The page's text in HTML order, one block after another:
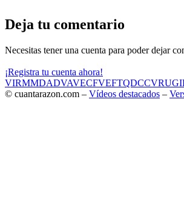
Deja tu comentario
Necesitas tener una cuenta para poder dejar
¡Registra tu cuenta ahora!
VIRMMDADVAVECFVEFTQDCCVRU
© cuantarazon.com – Vídeos destacados –